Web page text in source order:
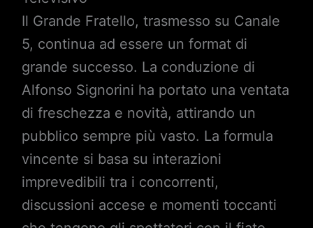
Il Grande Fratello, trasmesso su Canale
5, continua ad essere un format di
grande successo. La conduzione di
Alfonso Signorini ha portato una ventata
di freschezza e novità, attirando un
pubblico sempre più vasto. La formula
vincente si basa su interazioni
imprevedibili tra i concorrenti,
discussioni accese e momenti toccanti